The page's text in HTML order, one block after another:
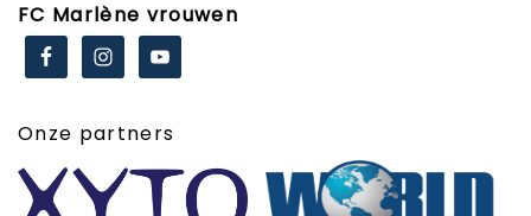
FC Marlène vrouwen
Onze partners